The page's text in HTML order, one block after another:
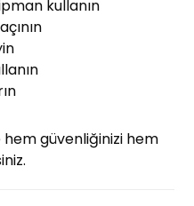
kullanın
hem güvenliğinizi hem